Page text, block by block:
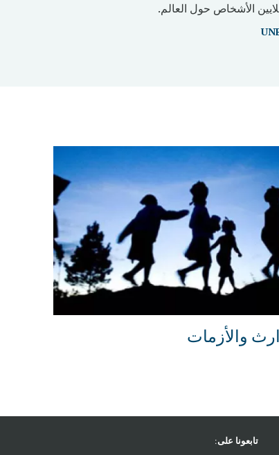
الأشخاص حول العالم.
والأزمات
تابعونا على: